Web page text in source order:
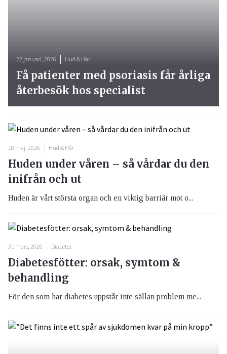
18 maj, 2026 Hud & Hår
Huden under våren – så vårdar du den
inifrån och ut
Huden är vårt största organ och en viktig barriär mot o...
31 mars, 2026 Diabetes
Diabetesfötter: orsak, symtom &
behandling
För den som har diabetes uppstår inte sällan problem me...
22 januari, 2026 Hud & Hår
Få patienter med psoriasis får årliga
återbesök hos specialist